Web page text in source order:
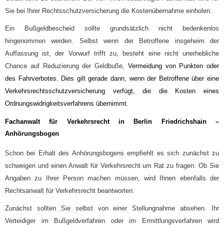
Sie bei Ihrer Rechtsschutzversicherung die Kostenübernahme einholen.
Ein Bußgeldbescheid sollte grundsätzlich nicht bedenkenlos
hingenommen werden. Selbst wenn der Betroffene insgeheim der
Auffassung ist, der Vorwurf trifft zu, besteht eine nicht unerhebliche
Chance auf Reduzierung der Geldbuße, Vermeidung von Punkten oder
des Fahrverbotes. Dies gilt gerade dann, wenn der Betroffene über eine
Verkehrsrechtsschutzversicherung verfügt, die die Kosten eines
Ordnungswidrigkeitsverfahrens übernimmt.
Fachanwalt für Verkehrsrecht in Berlin Friedrichshain–
Anhörungsbogen
Schon bei Erhalt des Anhörungsbogens empfiehlt es sich zunächst zu
schweigen und einen Anwalt für Verkehrsrecht um Rat zu fragen. Ob Sie
Angaben zu Ihrer Person machen müssen, wird Ihnen ebenfalls der
Rechtsanwalt für Verkehrsrecht beantworten.
Zunächst sollten Sie selbst von einer Stellungnahme absehen. Ihr
Verteidiger im Bußgeldverfahren oder im Ermittlungsverfahren wird